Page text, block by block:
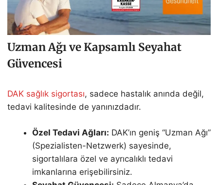
Uzman Ağı ve Kapsamlı Seyahat
Güvencesi
DAK sağlık sigortası, sadece hastalık anında değil,
tedavi kalitesinde de yanınızdadır.
Özel Tedavi Ağları: DAK’ın geniş “Uzman Ağı”
(Spezialisten-Netzwerk) sayesinde,
sigortalılara özel ve ayrıcalıklı tedavi
imkanlarına erişebilirsiniz.